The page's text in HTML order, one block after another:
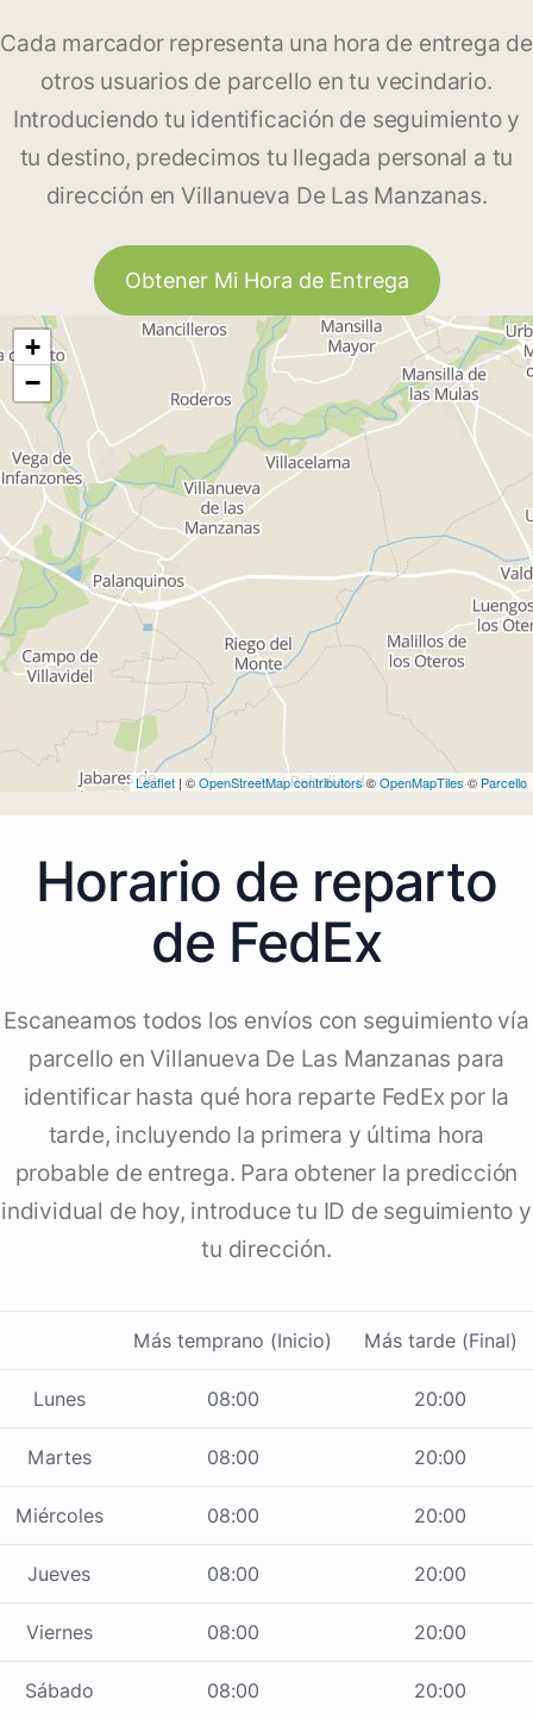
Cada marcador representa una hora de entrega de
otros usuarios de parcello en tu vecindario.
Introduciendo tu identificación de seguimiento y
tu destino, predecimos tu llegada personal a tu
dirección en Villanueva De Las Manzanas.
Obtener Mi Hora de Entrega
+
−
Leaflet | ©OpenStreetMap contributors©OpenMapTiles © Parcello
Horario de reparto
de FedEx
Escaneamos todos los envíos con seguimiento vía
parcello en Villanueva De Las Manzanas para
identificar hasta qué hora reparte FedEx por la
tarde, incluyendo la primera y última hora
probable de entrega. Para obtener la predicción
individual de hoy, introduce tu ID de seguimiento y
tu dirección.
Más temprano (Inicio) Más tarde (Final)
Lunes 08:00 20:00
Martes 08:00 20:00
Miércoles 08:00 20:00
Jueves 08:00 20:00
Viernes 08:00 20:00
Sábado 08:00 20:00